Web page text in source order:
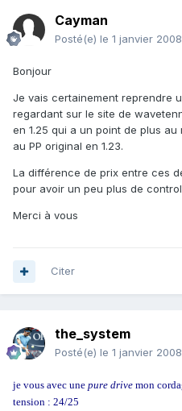
Cayman
Posté(e) le 1 janvier 2008
Bonjour
Je vais certainement reprendre
regardant sur le site de
en 1.25 qui a un point de plus
au PP original en 1.23.
La différence de prix entre ces
pour avoir un peu plus de
Merci à vous
Citer
the_system
Posté(e) le 1 janvier 2008
je vous avec une pure drive mon
tension : 24/25